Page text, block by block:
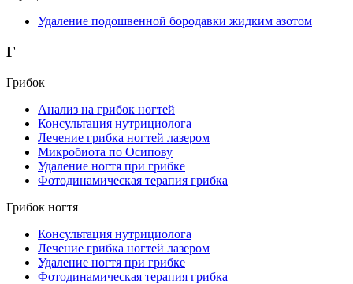
Удаление подошвенной бородавки жидким азотом
Г
Грибок
Анализ на грибок ногтей
Консультация нутрициолога
Лечение грибка ногтей лазером
Микробиота по Осипову
Удаление ногтя при грибке
Фотодинамическая терапия грибка
Грибок ногтя
Консультация нутрициолога
Лечение грибка ногтей лазером
Удаление ногтя при грибке
Фотодинамическая терапия грибка